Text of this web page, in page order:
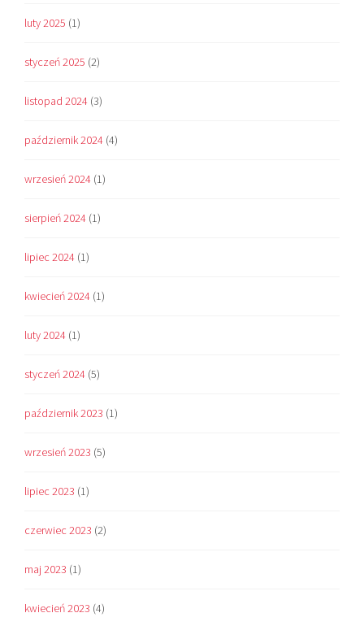
luty 2025 (1)
styczeń 2025 (2)
listopad 2024 (3)
październik 2024 (4)
wrzesień 2024 (1)
sierpień 2024 (1)
lipiec 2024 (1)
kwiecień 2024 (1)
luty 2024 (1)
styczeń 2024 (5)
październik 2023 (1)
wrzesień 2023 (5)
lipiec 2023 (1)
czerwiec 2023 (2)
maj 2023 (1)
kwiecień 2023 (4)